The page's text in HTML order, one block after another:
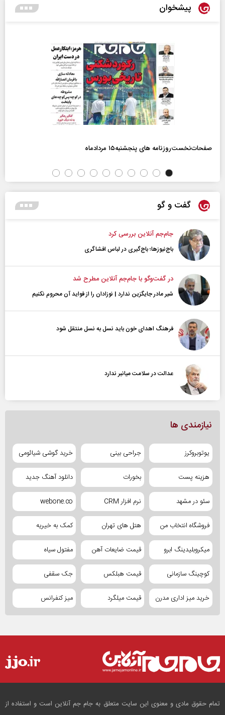
پیشخوان
صفحات‌نخست‌روزنامه ها‌ی پنجشنبه‌۱۵ مردادماه
گفت و گو
جام‌جم آنلاین بررسی کرد
باج‌نیوزها؛ باج‌گیری در لباس افشاگری
در گفت‌و‌گو با جام‌جم آنلاین مطرح شد
شیر مادر جایگزین ندارد | نوزادان را از فواید آن محروم نکنیم
فرهنگ اهدای خون باید نسل به نسل منتقل شود
عدالت در سلامت میانبر ندارد
نیازمندی ها
یوتوبروکرز جراحی بینی خرید گوشی شیائومی
هزینه پست بخورات دانلود آهنگ جدید
سئو در مشهد نرم افزار CRM webone.co
فروشگاه انتخاب من هتل های تهران کمک به خیریه
میکروبلیدینگ ابرو قیمت ضایعات آهن مفتول سیاه
کوچینگ سازمانی قیمت هبلکس جک سقفی
خرید میز اداری مدرن قیمت میلگرد میز کنفرانس
تمام حقوق مادی و معنوی این سایت متعلق به جام جم آنلاین است و استفاده از